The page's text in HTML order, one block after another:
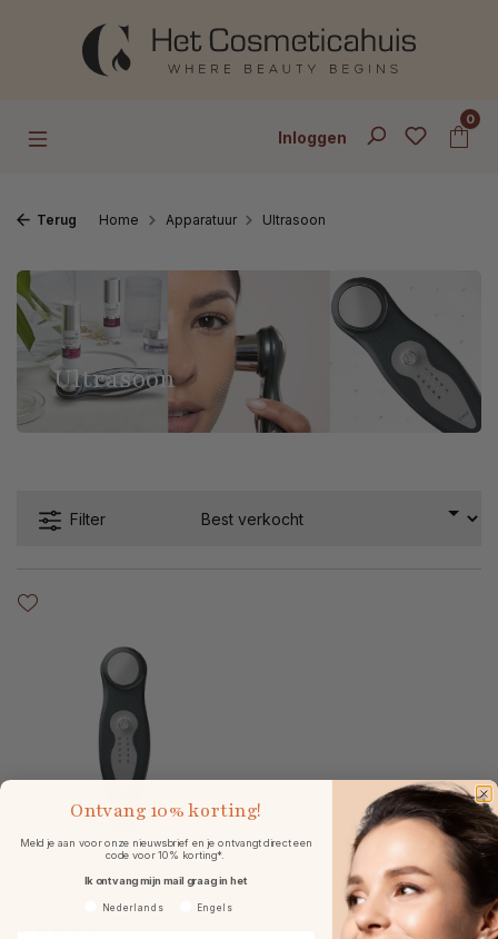
Ga naar de hoofdinhoud
Inloggen
0
Terug Home Apparatuur Ultrasoon
Ultrasoon
Filter
Ontvang 10% korting!
Meld je aan voor onze nieuwsbrief en je ontvangt direct een
code voor 10% korting*.
Ik ontvang mijn mail graag in het
Voorkeurtaal
Nederlands Engels